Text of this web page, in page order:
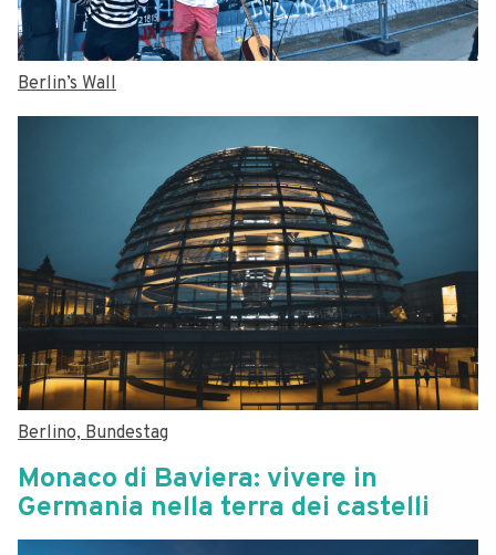
Berlin’s Wall
Berlino, Bundestag
Monaco di Baviera: vivere in
Germania nella terra dei castelli